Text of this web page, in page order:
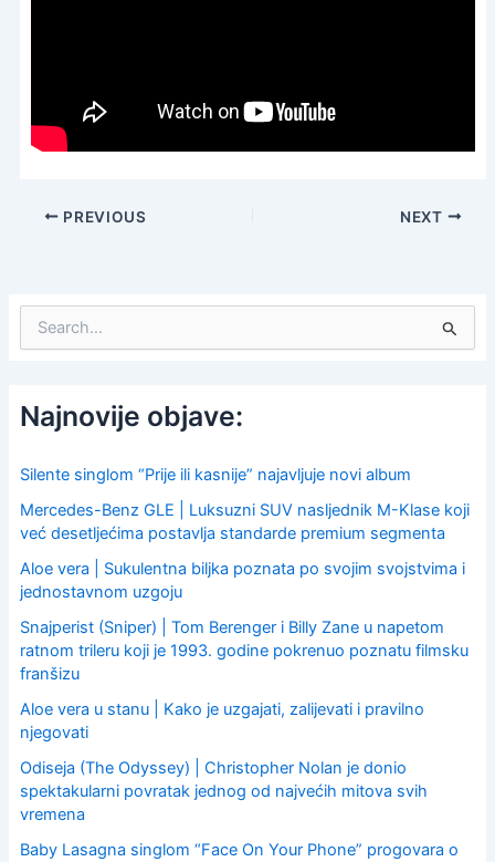
PREVIOUS NEXT
c
h
o
:
Najnovije objave:
Silente singlom “Prije ili kasnije” najavljuje novi album
Mercedes-Benz GLE | Luksuzni SUV nasljednik M-Klase koji
već desetljećima postavlja standarde premium segmenta
Aloe vera | Sukulentna biljka poznata po svojim svojstvima i
jednostavnom uzgoju
Snajperist (Sniper) | Tom Berenger i Billy Zane u napetom
ratnom trileru koji je 1993. godine pokrenuo poznatu filmsku
franšizu
Aloe vera u stanu | Kako je uzgajati, zalijevati i pravilno
njegovati
Odiseja (The Odyssey) | Christopher Nolan je donio
spektakularni povratak jednog od najvećih mitova svih
vremena
Baby Lasagna singlom “Face On Your Phone” progovara o